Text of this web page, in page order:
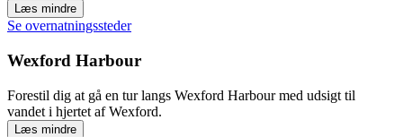
Læs mindre
Se overnatningssteder
Wexford Harbour
Forestil dig at gå en tur langs Wexford Harbour med udsigt til
vandet i hjertet af Wexford.
Læs mindre